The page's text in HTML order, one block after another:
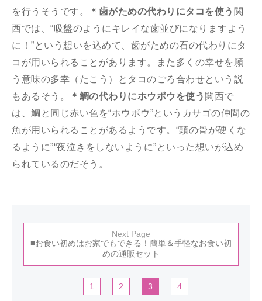
を行うそうです。
＊歯がための代わりにタコを使う 関
西では、“吸盤のようにキレイな歯並びになりますよう
に！”という想いを込めて、歯がための石の代わりにタ
コが用いられることがあります。また多くの幸せを願
う意味の多幸（たこう）とタコのごろ合わせという説
もあるそう。
＊鯛の代わりにホウボウを使う 関西で
は、鯛と同じ赤い色を“ホウボウ”というカサゴの仲間の
魚が用いられることがあるようです。“頭の骨が硬くな
るように”“夜泣きをしないように”といった想いが込め
られているのだそう。
Next Page
■お食い初めはお家でもできる！簡単＆手軽なお食い初
めの通販セット
1 2 3 4